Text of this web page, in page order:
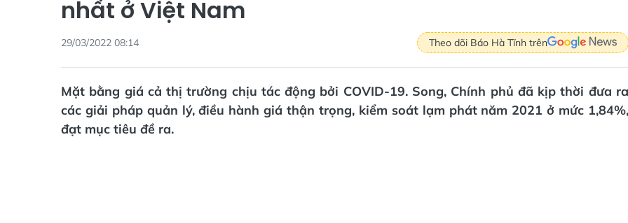
nhất ở Việt Nam
29/03/2022 08:14 Theo dõi Báo Hà Tĩnh trên
Mặt bằng giá cả thị trường chịu tác động bởi COVID-19. Song, Chính phủ đã kịp thời đưa ra
các giải pháp quản lý, điều hành giá thận trọng, kiểm soát lạm phát năm 2021 ở mức 1,84%,
đạt mục tiêu đề ra.